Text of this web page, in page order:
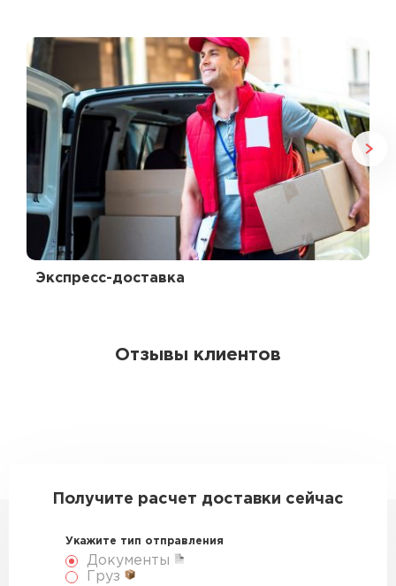
Экспресс-доставка
Отзывы клиентов
Получите расчет доставки сейчас
Укажите тип отправления
Документы
Груз